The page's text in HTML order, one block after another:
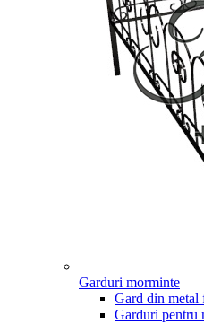
Garduri morminte
Gard din
Garduri pentru